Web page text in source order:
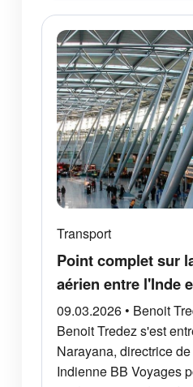
Transport
Point complet sur
aérien entre l'Inde
09.03.2026 • Benoit
Benoit Tredez s'est
Narayana, directrice
Indienne BB Voyages